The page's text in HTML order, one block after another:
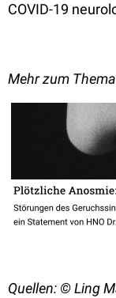
COVID-19
Mehr zum
Quellen: © Ling